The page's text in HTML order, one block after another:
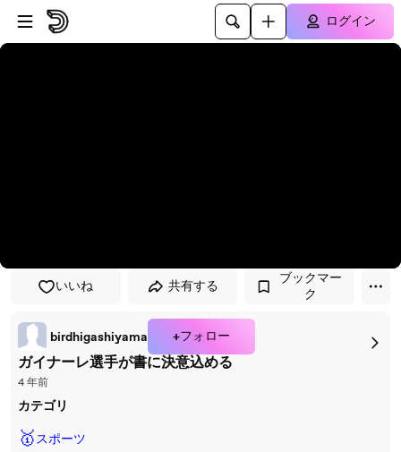
プレイヤーにスキップ
メインコンテンツにスキップ
ログイン
いいね 共有する
ブックマー
ク
birdhigashiyama +フォロー
ガイナーレ選手が書に決意込める
4 年前
カテゴリ
🥇スポーツ